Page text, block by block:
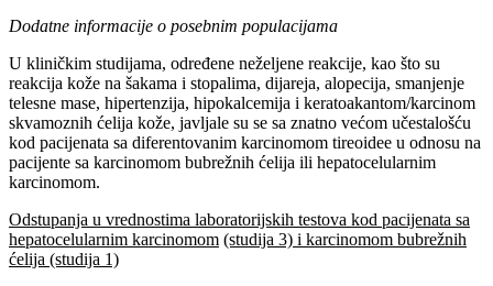
Dodatne informacije o posebnim populacijama
U kliničkim studijama, određene neželjene reakcije, kao što su
reakcija kože na šakama i stopalima, dijareja, alopecija, smanjenje
telesne mase, hipertenzija, hipokalcemija i keratoakantom/karcinom
skvamoznih ćelija kože, javljale su se sa znatno većom učestalošću
kod pacijenata sa diferentovanim karcinomom tireoidee u odnosu na
pacijente sa karcinomom bubrežnih ćelija ili hepatocelularnim
karcinomom.
Odstupanja u vrednostima laboratorijskih testova kod pacijenata sa
hepatocelularnim karcinomom (studija 3) i karcinomom bubrežnih
ćelija (studija 1)